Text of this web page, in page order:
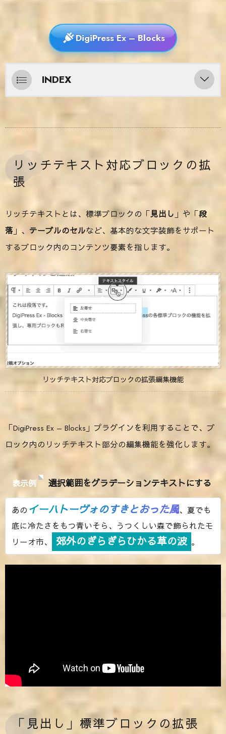
DigiPress Ex – Blocks
INDEX
リッチテキスト対応ブロックの拡張
「テーブル」標準ブロックの拡張
「リスト」標準ブロックの拡張
「カラム」標準ブロックの拡張
「画像」標準ブロックの拡張
「メディアと文章」標準ブロックの拡張
リッチテキスト対応ブロックの拡
張
リッチテキストとは、標準ブロックの「見出し 」や「段
落 」、 テーブルのセルなど、基本的な文字装飾をサポート
するブロック内のコンテンツ要素を指します。
リッチテキスト対応ブロックの拡張編集機能
「DigiPress Ex – Blocks」プラグインを利用することで、ブ
ロック内のリッチテキスト部分の編集機能を強化します。
表示例 選択範囲をグラデーションテキストにする
あの イーハトーヴォのすきとおった風、夏でも
底に冷たさをもつ青いそら、うつくしい森で飾られたモ
リーオ市、
郊外のぎらぎらひかる草の波 。
「見出し」標準ブロックの拡張